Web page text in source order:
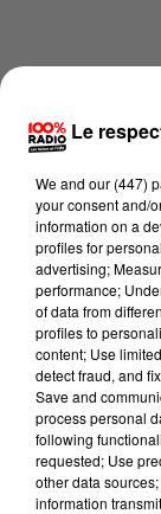
Lecture
100%
Le
We and our (447)
your consent and/
information on a
profiles for
advertising;
performance;
of data from
profiles to
content; Use
detect fraud, and
Save and
process personal
following
requested; Use
other data
information